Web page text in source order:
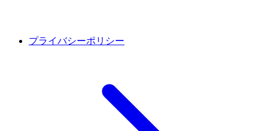
プライバシーポリシー